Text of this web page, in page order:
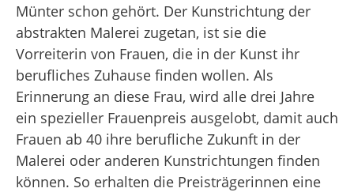
Münter schon gehört. Der Kunstrichtung der
abstrakten Malerei zugetan, ist sie die
Vorreiterin von Frauen, die in der Kunst ihr
berufliches Zuhause finden wollen. Als
Erinnerung an diese Frau, wird alle drei Jahre
ein spezieller Frauenpreis ausgelobt, damit auch
Frauen ab 40 ihre berufliche Zukunft in der
Malerei oder anderen Kunstrichtungen finden
können. So erhalten die Preisträgerinnen eine